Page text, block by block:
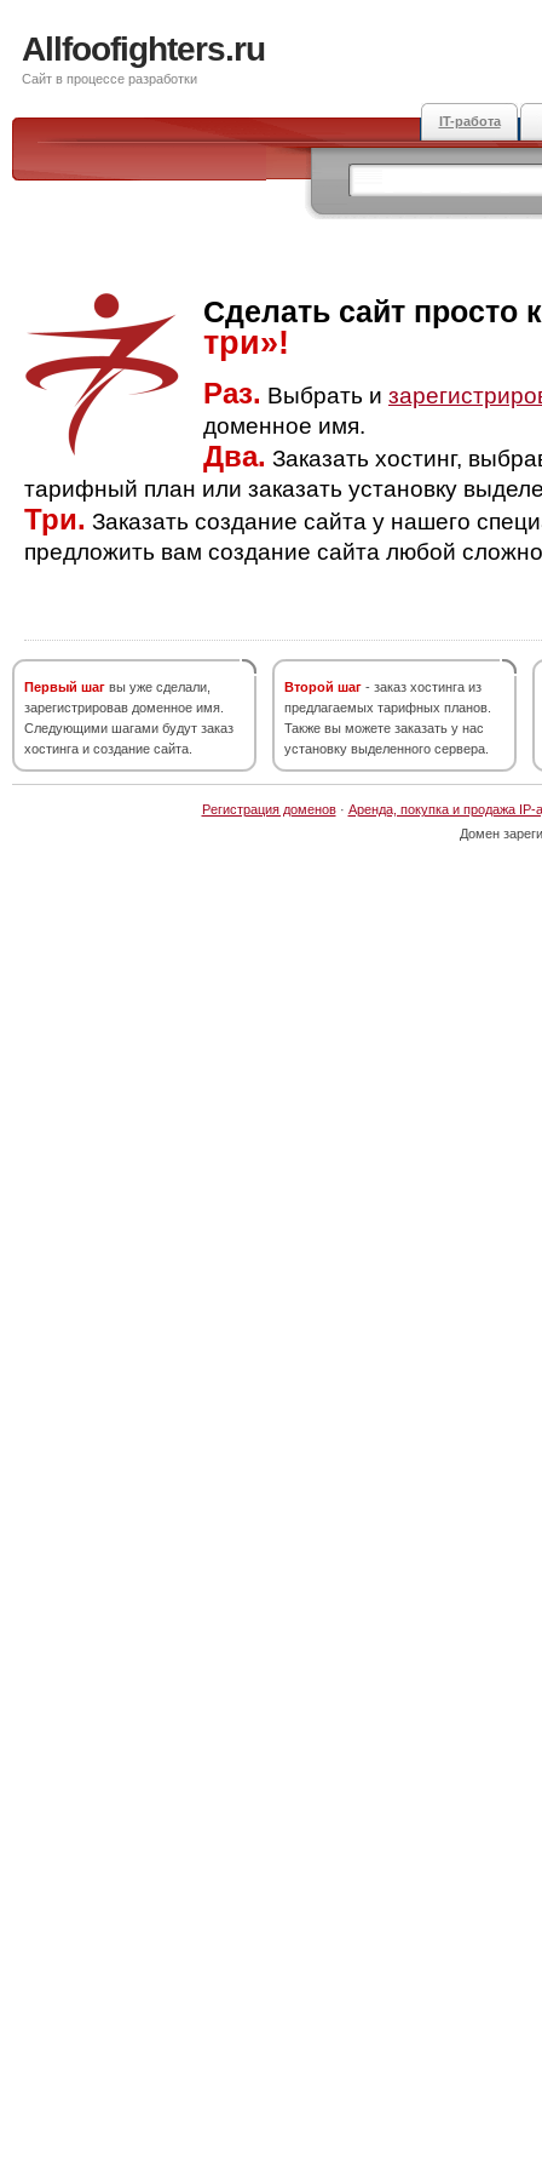
Allfoofighters.ru
Сайт в процессе разработки
IT-работа
Сделать сайт просто
три»!
Раз. Выбрать и
доменное имя.
Два. Заказать хостинг,
тарифный план или заказать установку
Три. Заказать создание сайта у нашего
предложить вам создание сайта любой
Первый шаг вы уже сделали,
зарегистрировав доменное имя.
Следующими шагами будут заказ
хостинга и создание сайта.
Второй шаг - заказ хостинга из
предлагаемых тарифных планов.
Также вы можете заказать у нас
установку выделенного сервера.
Регистрация доменов· Аренда, покупка и продажа IP-
Домен